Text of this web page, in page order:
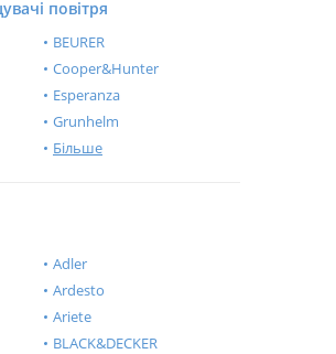
повітря
BEURER
Cooper&Hunter
Esperanza
Grunhelm
Більше
Adler
Ardesto
Ariete
BLACK&DECKER